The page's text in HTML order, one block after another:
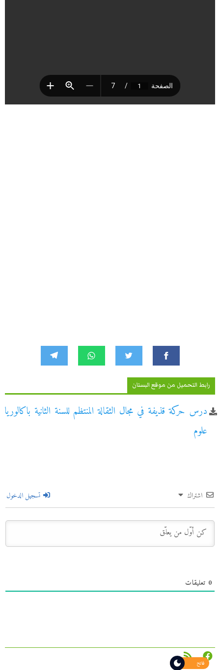
رابط التحميل من موقع البستان
درس حركة قذيفة في مجال الثقالة المنتظم للسنة الثانية باكالوريا
علوم
اشتراك تسجيل الدخول
0 تعليقات
فاتح